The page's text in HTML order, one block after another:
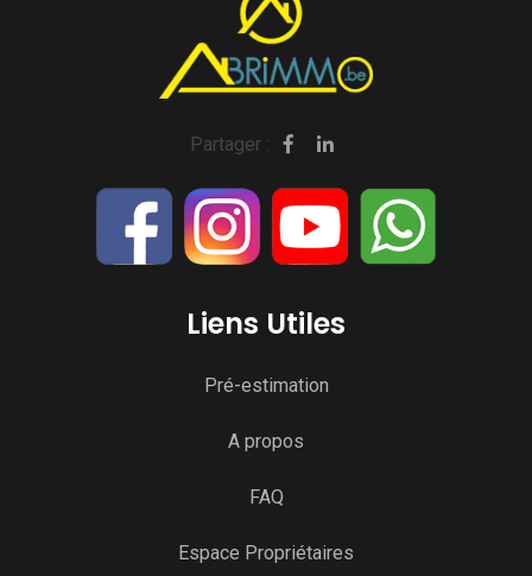
Partager :
Liens Utiles
Pré-estimation
A propos
FAQ
Espace Propriétaires